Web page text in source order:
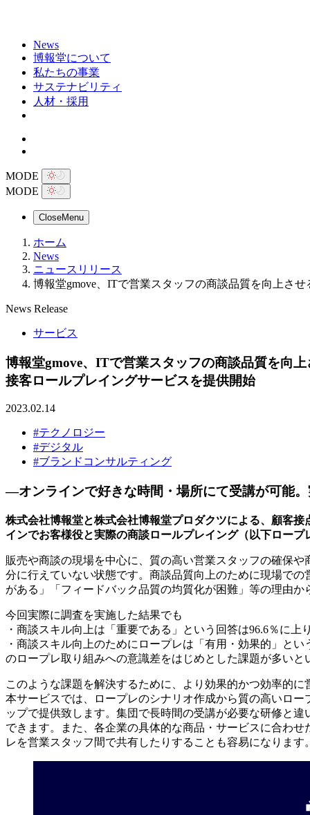
News
博報堂について
私たちの事業
サステナビリティ
人材・採用
MODE
MODE
CloseMenu
ホーム
News
ニュースリリース
博報堂gmove、ITで営業スタッフの商談品質を向上さ
News Release
サービス
博報堂gmove、ITで営業スタッフの商談品質を向上
接客ロールプレイングサービスを提供開始
2023.02.14
#テクノロジー
#デジタル
#ブランドコンサルティング
―オンラインで好きな時間・場所にて受講が可能
株式会社博報堂と株式会社博報堂プロダクツによる、顧客接
インでお客様役と実際の商談ロールプレイング（以下ロー
販売や商談の現場を中心に、質の高い営業スタッフの確保
分に行えていない状態です。商談品質向上のために現場で
がある」「フィードバック品質の均質化が困難」等の理由
今回実際に調査を実施した結果でも
・商談スキル向上は「重要である」という回答は96.6％に
・商談スキル向上のためにロープレは「有用・効果的」と
のロープレ取り組みへの意識差をはじめとした課題が多いと
このような課題を解決するために、より効果的かつ効率的
本サービスでは、ロープレのシナリオ作成から質の高いロ
ップで提供致します。集団で長時間の受講が必要な研修と
できます。また、各企業の具体的な商品・サービスに合わ
レを営業スタッフ間で共有したりすることも容易になります。